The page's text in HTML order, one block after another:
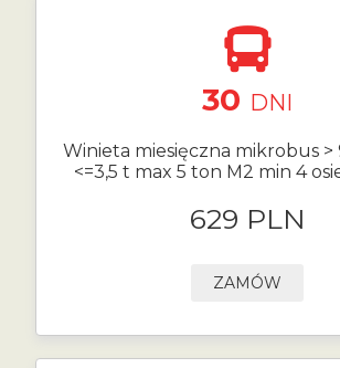
30 DNI
Winieta miesięczna mikrobus >
<=3,5 t max 5 ton M2 min 4
629 PLN
ZAMÓW